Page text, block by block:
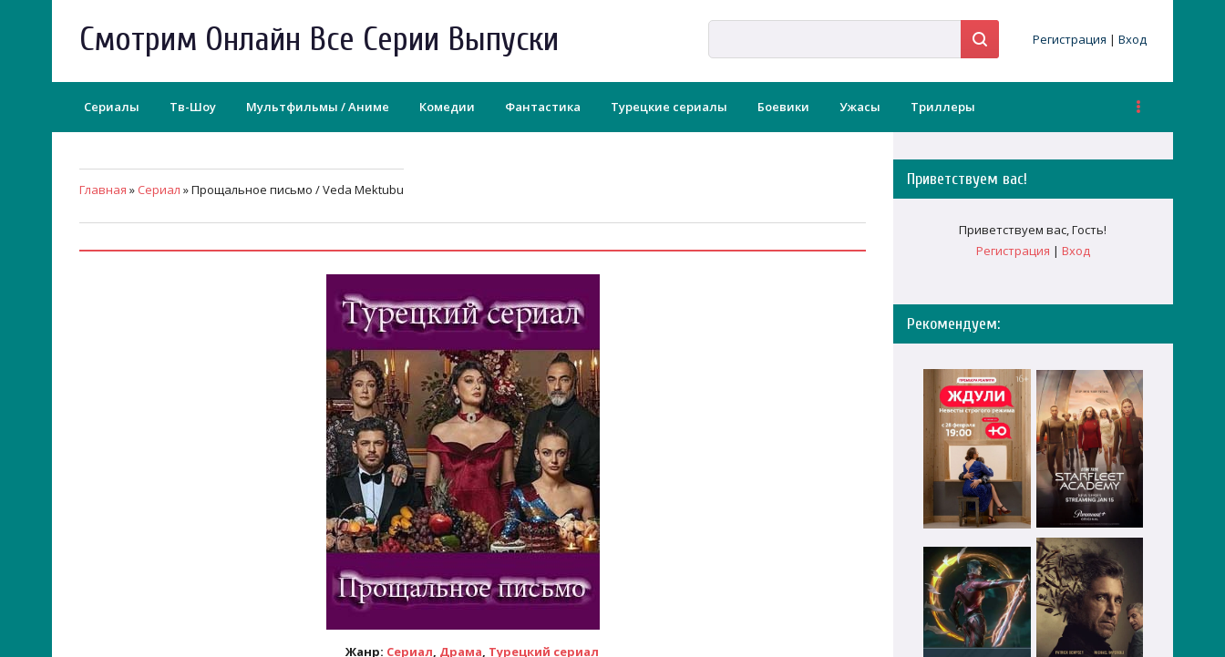
Смотрим Онлайн Все Серии Выпуски Регистрация | Вход
Сериалы Тв-Шоу Мультфильмы / Аниме Комедии Фантастика Турецкие сериалы Боевики Ужасы Триллеры
Главная » Сериал » Прощальное письмо / Veda Mektubu
Жанр: Сериал, Драма, Турецкий сериал
Приветствуем вас!
Приветствуем вас,Гость!
Регистрация | Вход
Рекомендуем: